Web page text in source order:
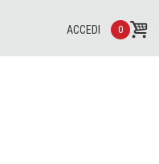
0
ACCEDI